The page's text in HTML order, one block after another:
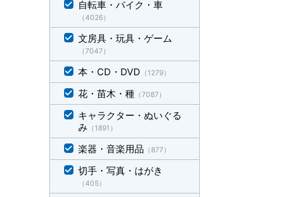
自転車・バイク・車
（4026）
文房具・玩具・ゲーム
（7047）
本・CD・DVD （1279）
花・苗木・種 （7087）
キャラクター・ぬいぐる
み （1891）
楽器・音楽用品 （877）
切手・写真・はがき
（405）